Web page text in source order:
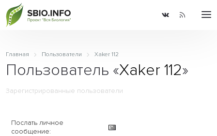
Главная Пользователи Xaker 112
Пользователь «Xaker 112»
Зарегистрированные пользователи
Послать личное
сообщение: